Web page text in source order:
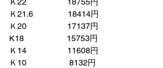
Ｋ21.6　　　　 18414円
Ｋ20　　　　　17137円
K18　　　　　 15753円
Ｋ14　　　　　11608円
Ｋ10　　　　　 8132円